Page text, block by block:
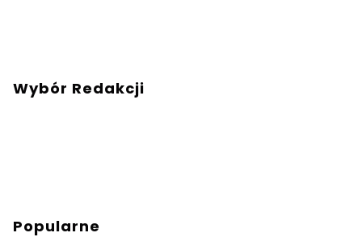
Wybór Redakcji
Popularne